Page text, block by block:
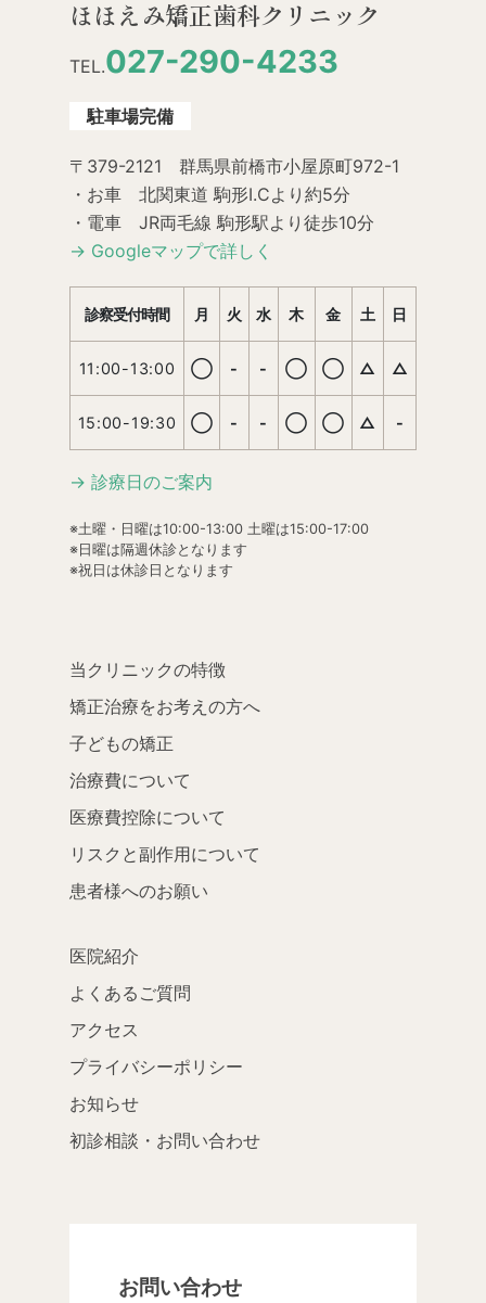
ほほえみ矯正歯科クリニック
TEL.027-290-4233
駐車場完備
〒379-2121 群馬県前橋市小屋原町972-1
・お車 北関東道 駒形I.Cより約5分
・電車 JR両毛線 駒形駅より徒歩10分
→ Googleマップで詳しく
診察受付時間 月 火 水 木 金 土 日
11:00-13:00 ◯ - - ◯ ◯ △ △
15:00-19:30 ◯ - - ◯ ◯ △ -
→ 診療日のご案内
※土曜・日曜は10:00-13:00 土曜は15:00-17:00
※日曜は隔週休診となります
※祝日は休診日となります
当クリニックの特徴
矯正治療をお考えの方へ
子どもの矯正
治療費について
医療費控除について
リスクと副作用について
患者様へのお願い
医院紹介
よくあるご質問
アクセス
プライバシーポリシー
お知らせ
初診相談・お問い合わせ
お問い合わせ